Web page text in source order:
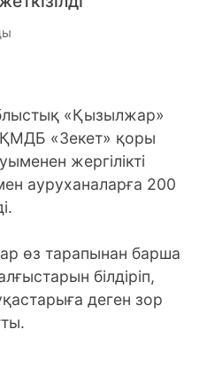
«Қызылжар»
ҚМДБ «Зекет» қоры
жергілікті
ауруханаларға 200
өз тарапынан барша
білдіріп,
деген зор